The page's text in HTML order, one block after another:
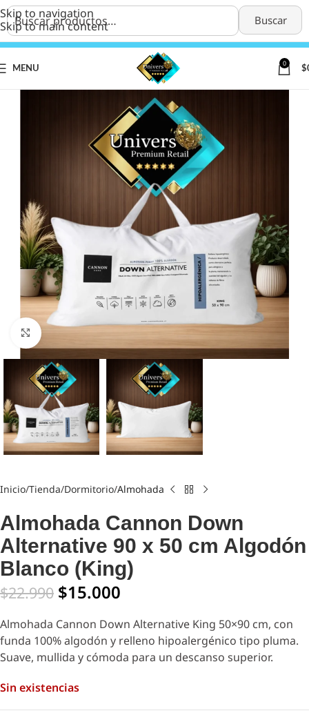
Buscar
Skip to navigation
Skip to main content
MENU
0
$
Click to enlarge
Inicio Tienda Dormitorio Almohada
Almohada Cannon Down
Alternative 90 x 50 cm Algodón
Blanco (King)
$22.990 $15.000
Almohada Cannon Down Alternative King 50×90 cm, con
funda 100% algodón y relleno hipoalergénico tipo pluma.
Suave, mullida y cómoda para un descanso superior.
Sin existencias